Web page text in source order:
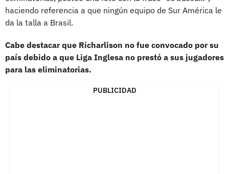
haciendo referencia a que ningún equipo de Sur América le
da la talla a Brasil.
Cabe destacar que Richarlison no fue convocado por su
país debido a que Liga Inglesa no prestó a sus jugadores
para las eliminatorias.
PUBLICIDAD